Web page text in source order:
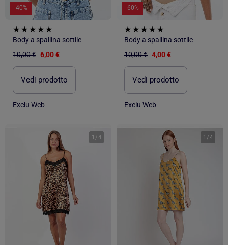
-40%
Body a spallina sottile
10,00 € 6,00 €
Vedi prodotto
Exclu Web
-60%
Body a spallina sottile
10,00 € 4,00 €
Vedi prodotto
Exclu Web
1 /4 1 /4